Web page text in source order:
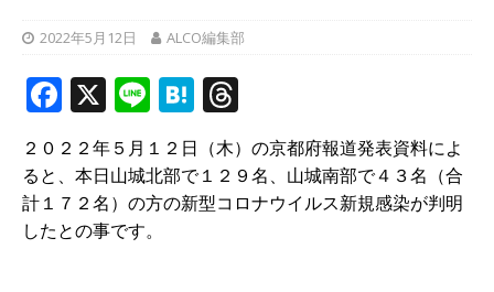
2022年5月12日 ALCO編集部
F
a
c
e
b
X Li
n
e
H
at
e
n
h
r
e
２０２２年５月１２日（木）の京都府報道発表資料によ
ると、本日山城北部で１２９名、山城南部で４３名（合
計１７２名）の方の新型コロナウイルス新規感染が判明
したとの事です。